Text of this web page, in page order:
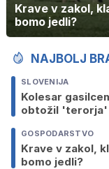
Krave v zakol,
bomo jedli?
NAJBOLJ
SLOVENIJA
Kolesar
obtožil 'terorja'
GOSPODARSTVO
Krave v zakol,
bomo jedli?